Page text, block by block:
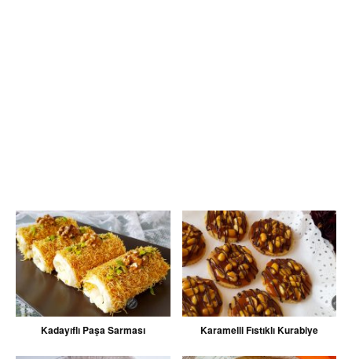
Kadayıflı Paşa Sarması Karamelli Fıstıklı Kurabiye